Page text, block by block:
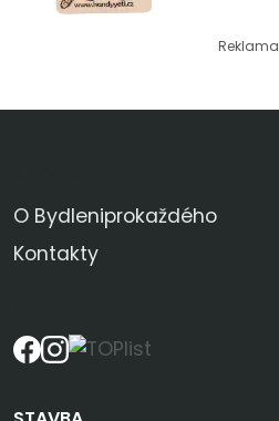
Reklama
O Bydleniprokaždého
Kontakty